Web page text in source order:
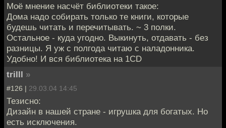
Моё мнение насчёт библиотеки такое:
Дома надо собирать только те книги, которые
будешь читать и перечитывать. ~ 3 полки.
Остальное - куда угодно. Выкинуть, отдавать - без
разницы. Я уж с полгода читаю с наладонника.
Удобно! И вся библиотека на 1CD
trilll »
#126 | 29.03.04 14:45
Тезисно:
Дизайн в нашей стране - игрушка для богатых. Но
есть исключения.